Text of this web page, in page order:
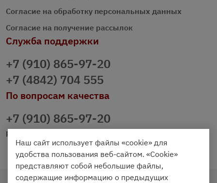
Согласие на обработку персональных данных
Согласие на получение рассылок
Служба поддержки
+7 (910) 865-97-20
+7 (4842) 704 555
По вопросам качества
+7 (910) 865-97-20
prazdnichniy40@palmi.ru
Наш сайт использует файлы «cookie» для
удобства пользования веб-сайтом. «Cookie»
представляют собой небольшие файлы,
содержащие информацию о предыдущих